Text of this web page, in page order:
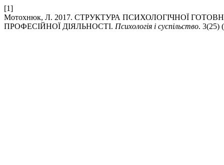
[1]
Мотохнюк, Л. 2017. СТРУКТУРА ПСИХОЛОГІЧНОЇ
ПРОФЕСІЙНОЇ ДІЯЛЬНОСТІ. Психологія і суспільство. 3(25)